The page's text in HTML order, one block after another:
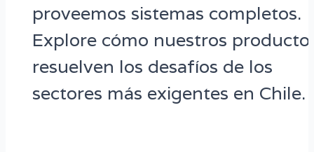
proveemos sistemas completos.
Explore cómo nuestros
resuelven los desafíos de los
sectores más exigentes en Chile.